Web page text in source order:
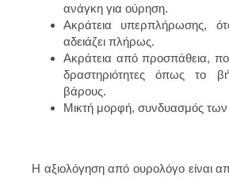
ανάγκη για ούρηση.
Ακράτεια υπερπλήρωσης,
αδειάζει πλήρως.
Ακράτεια από προσπάθεια,
δραστηριότητες όπως το
βάρους.
Μικτή μορφή, συνδυασμός
Η αξιολόγηση από ουρολόγο είναι